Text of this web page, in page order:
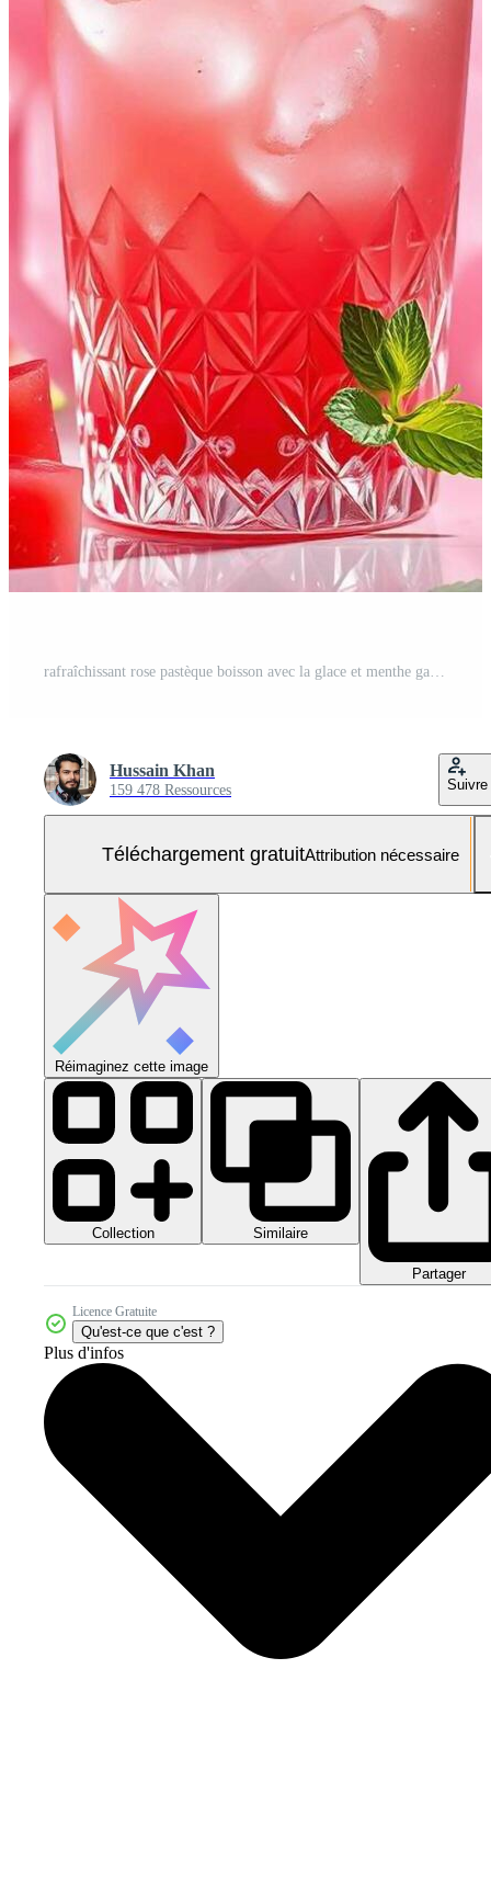
rafraîchissant rose pastèque boisson avec la glace et menthe garnir Photo Gratuite
Hussain Khan
159 478 Ressources Suivre
Téléchargement gratuitAttribution nécessaire
Réimaginez cette image
Collection Similaire
Partager
Licence Gratuite
Qu'est-ce que c'est ?
Plus d'infos